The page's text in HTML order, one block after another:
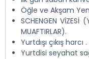
Öğle ve Akşam
SCHENGEN VİZESİ
MUAFTIRLAR).
Yurtdışı çıkış harcı .
Yurtdisi seyahat